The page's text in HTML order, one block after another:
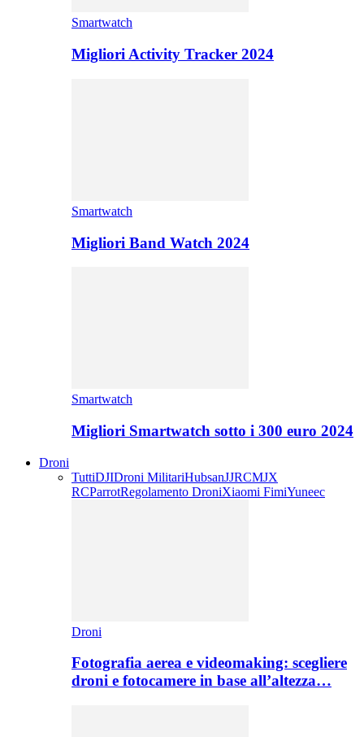
Smartwatch
Migliori Activity Tracker 2024
Smartwatch
Migliori Band Watch 2024
Smartwatch
Migliori Smartwatch sotto i 300 euro 2024
Droni
TuttiDJIDroni MilitariHubsanJJRCMJX
RCParrotRegolamento DroniXiaomi FimiYuneec
Droni
Fotografia aerea e videomaking: scegliere
droni e fotocamere in base all’altezza…